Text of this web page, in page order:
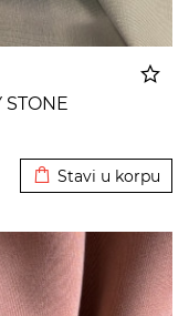
STONE
Stavi u korpu